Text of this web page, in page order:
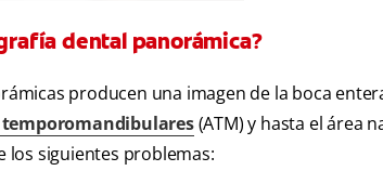
dental panorámica?
producen una imagen de la boca
(ATM) y hasta el área
los siguientes problemas: